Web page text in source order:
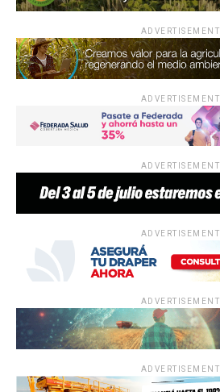
ADVERTISEMENT
ADVERTISEMENT
ADVERTISEMENT
ADVERTISEMENT
ADVERTISEMENT
ADVERTISEMENT